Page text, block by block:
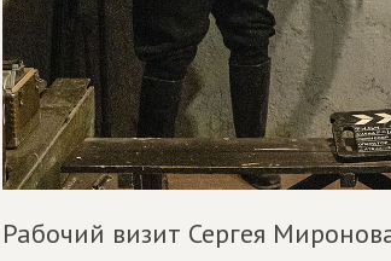
Рабочий визит Сергея